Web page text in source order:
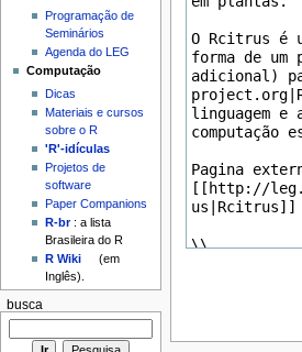
Programação de
Seminários
Agenda do LEG
Computação
Dicas
Materiais e cursos
sobre o R
'R'-idículas
Projetos de
software
Paper Companions
R-br: a lista
Brasileira do R
R Wiki
(em
Inglês).
busca